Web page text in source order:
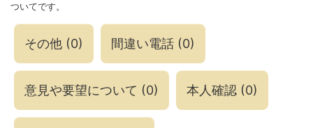
ついてです。
その他 (0) 間違い電話 (0)
意見や要望について (0) 本人確認 (0)